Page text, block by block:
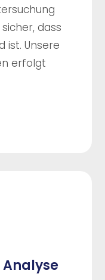
dass
ist. Unsere
erfolgt